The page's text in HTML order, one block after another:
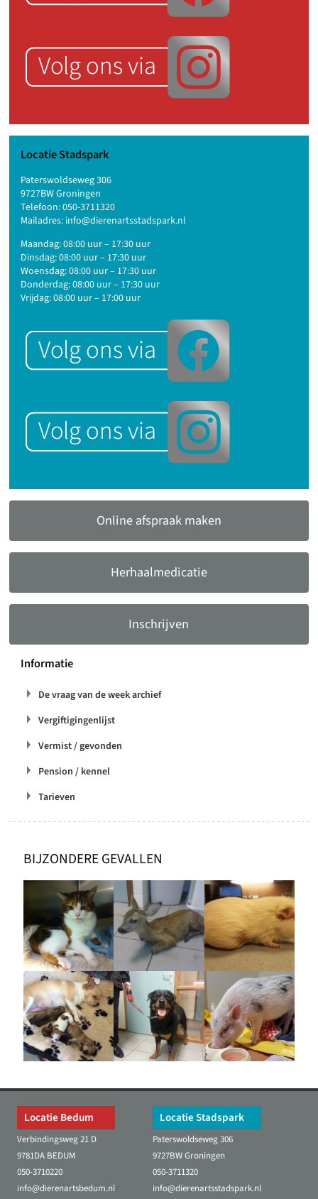
Locatie Stadspark
Paterswoldseweg 306
9727BW Groningen
Telefoon:050-3711320
Mailadres: info@dierenartsstadspark.nl
Maandag: 08:00 uur – 17:30 uur
Dinsdag: 08:00 uur – 17:30 uur
Woensdag: 08:00 uur – 17:30 uur
Donderdag: 08:00 uur – 17:30 uur
Vrijdag: 08:00 uur – 17:00 uur
Online afspraak maken
Herhaalmedicatie
Inschrijven
Informatie
De vraag van de week archief
Vergiftigingenlijst
Vermist / gevonden
Pension / kennel
Tarieven
BIJZONDERE GEVALLEN
Locatie Bedum
Verbindingsweg 21 D
9781DA BEDUM
050-3710220
info@dierenartsbedum.nl
Locatie Stadspark
Paterswoldseweg 306
9727BW Groningen
050-3711320
info@dierenartsstadspark.nl